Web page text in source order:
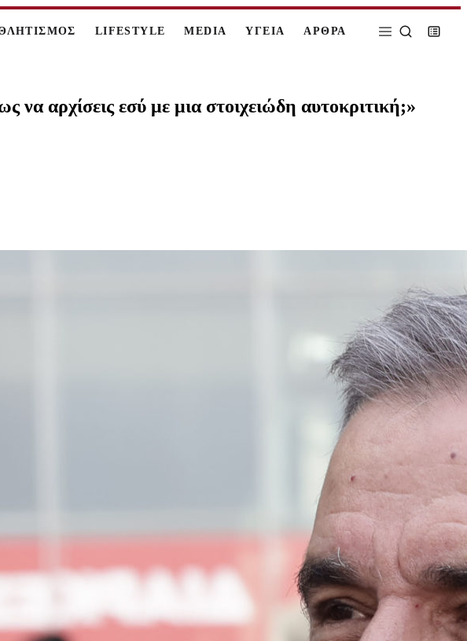
LIFESTYLE MEDIA ΥΓΕΙΑ ΑΡΘΡΑ
αρχίσεις εσύ με μια στοιχειώδη αυτοκριτική;»